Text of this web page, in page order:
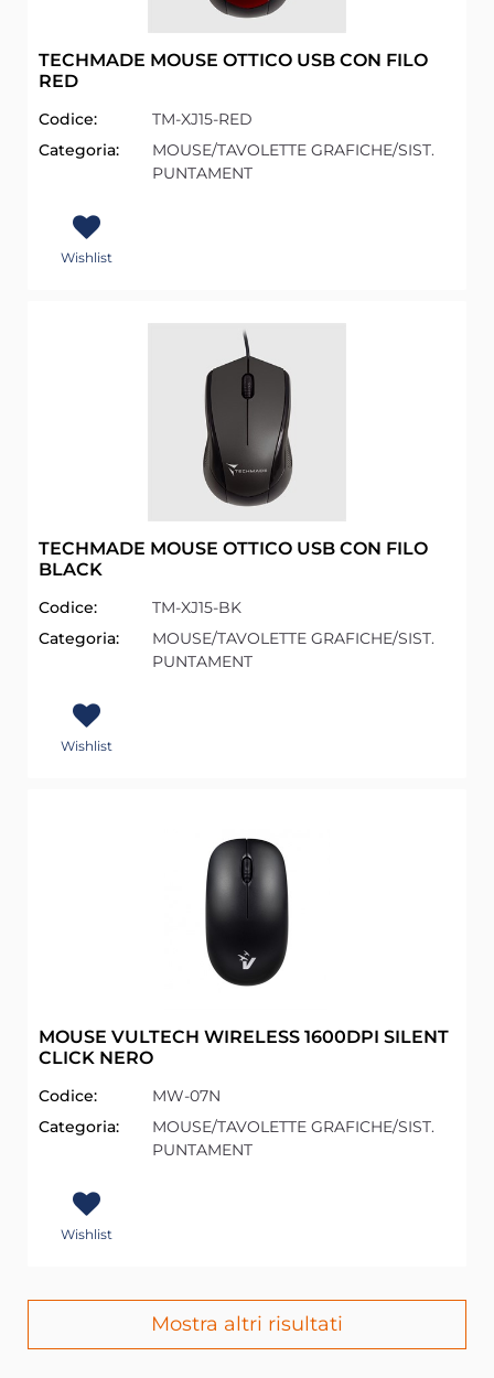
TECHMADE MOUSE OTTICO USB CON FILO
RED
Codice:
TM-XJ15-RED
Categoria:
MOUSE/TAVOLETTE GRAFICHE/SIST.
PUNTAMENT
Wishlist
TECHMADE MOUSE OTTICO USB CON FILO
BLACK
Codice:
TM-XJ15-BK
Categoria:
MOUSE/TAVOLETTE GRAFICHE/SIST.
PUNTAMENT
Wishlist
MOUSE VULTECH WIRELESS 1600DPI SILENT
CLICK NERO
Codice:
MW-07N
Categoria:
MOUSE/TAVOLETTE GRAFICHE/SIST.
PUNTAMENT
Wishlist
Mostra altri risultati